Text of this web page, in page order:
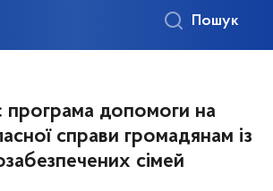
Пошук
допомоги на
справи громадянам із
сімей